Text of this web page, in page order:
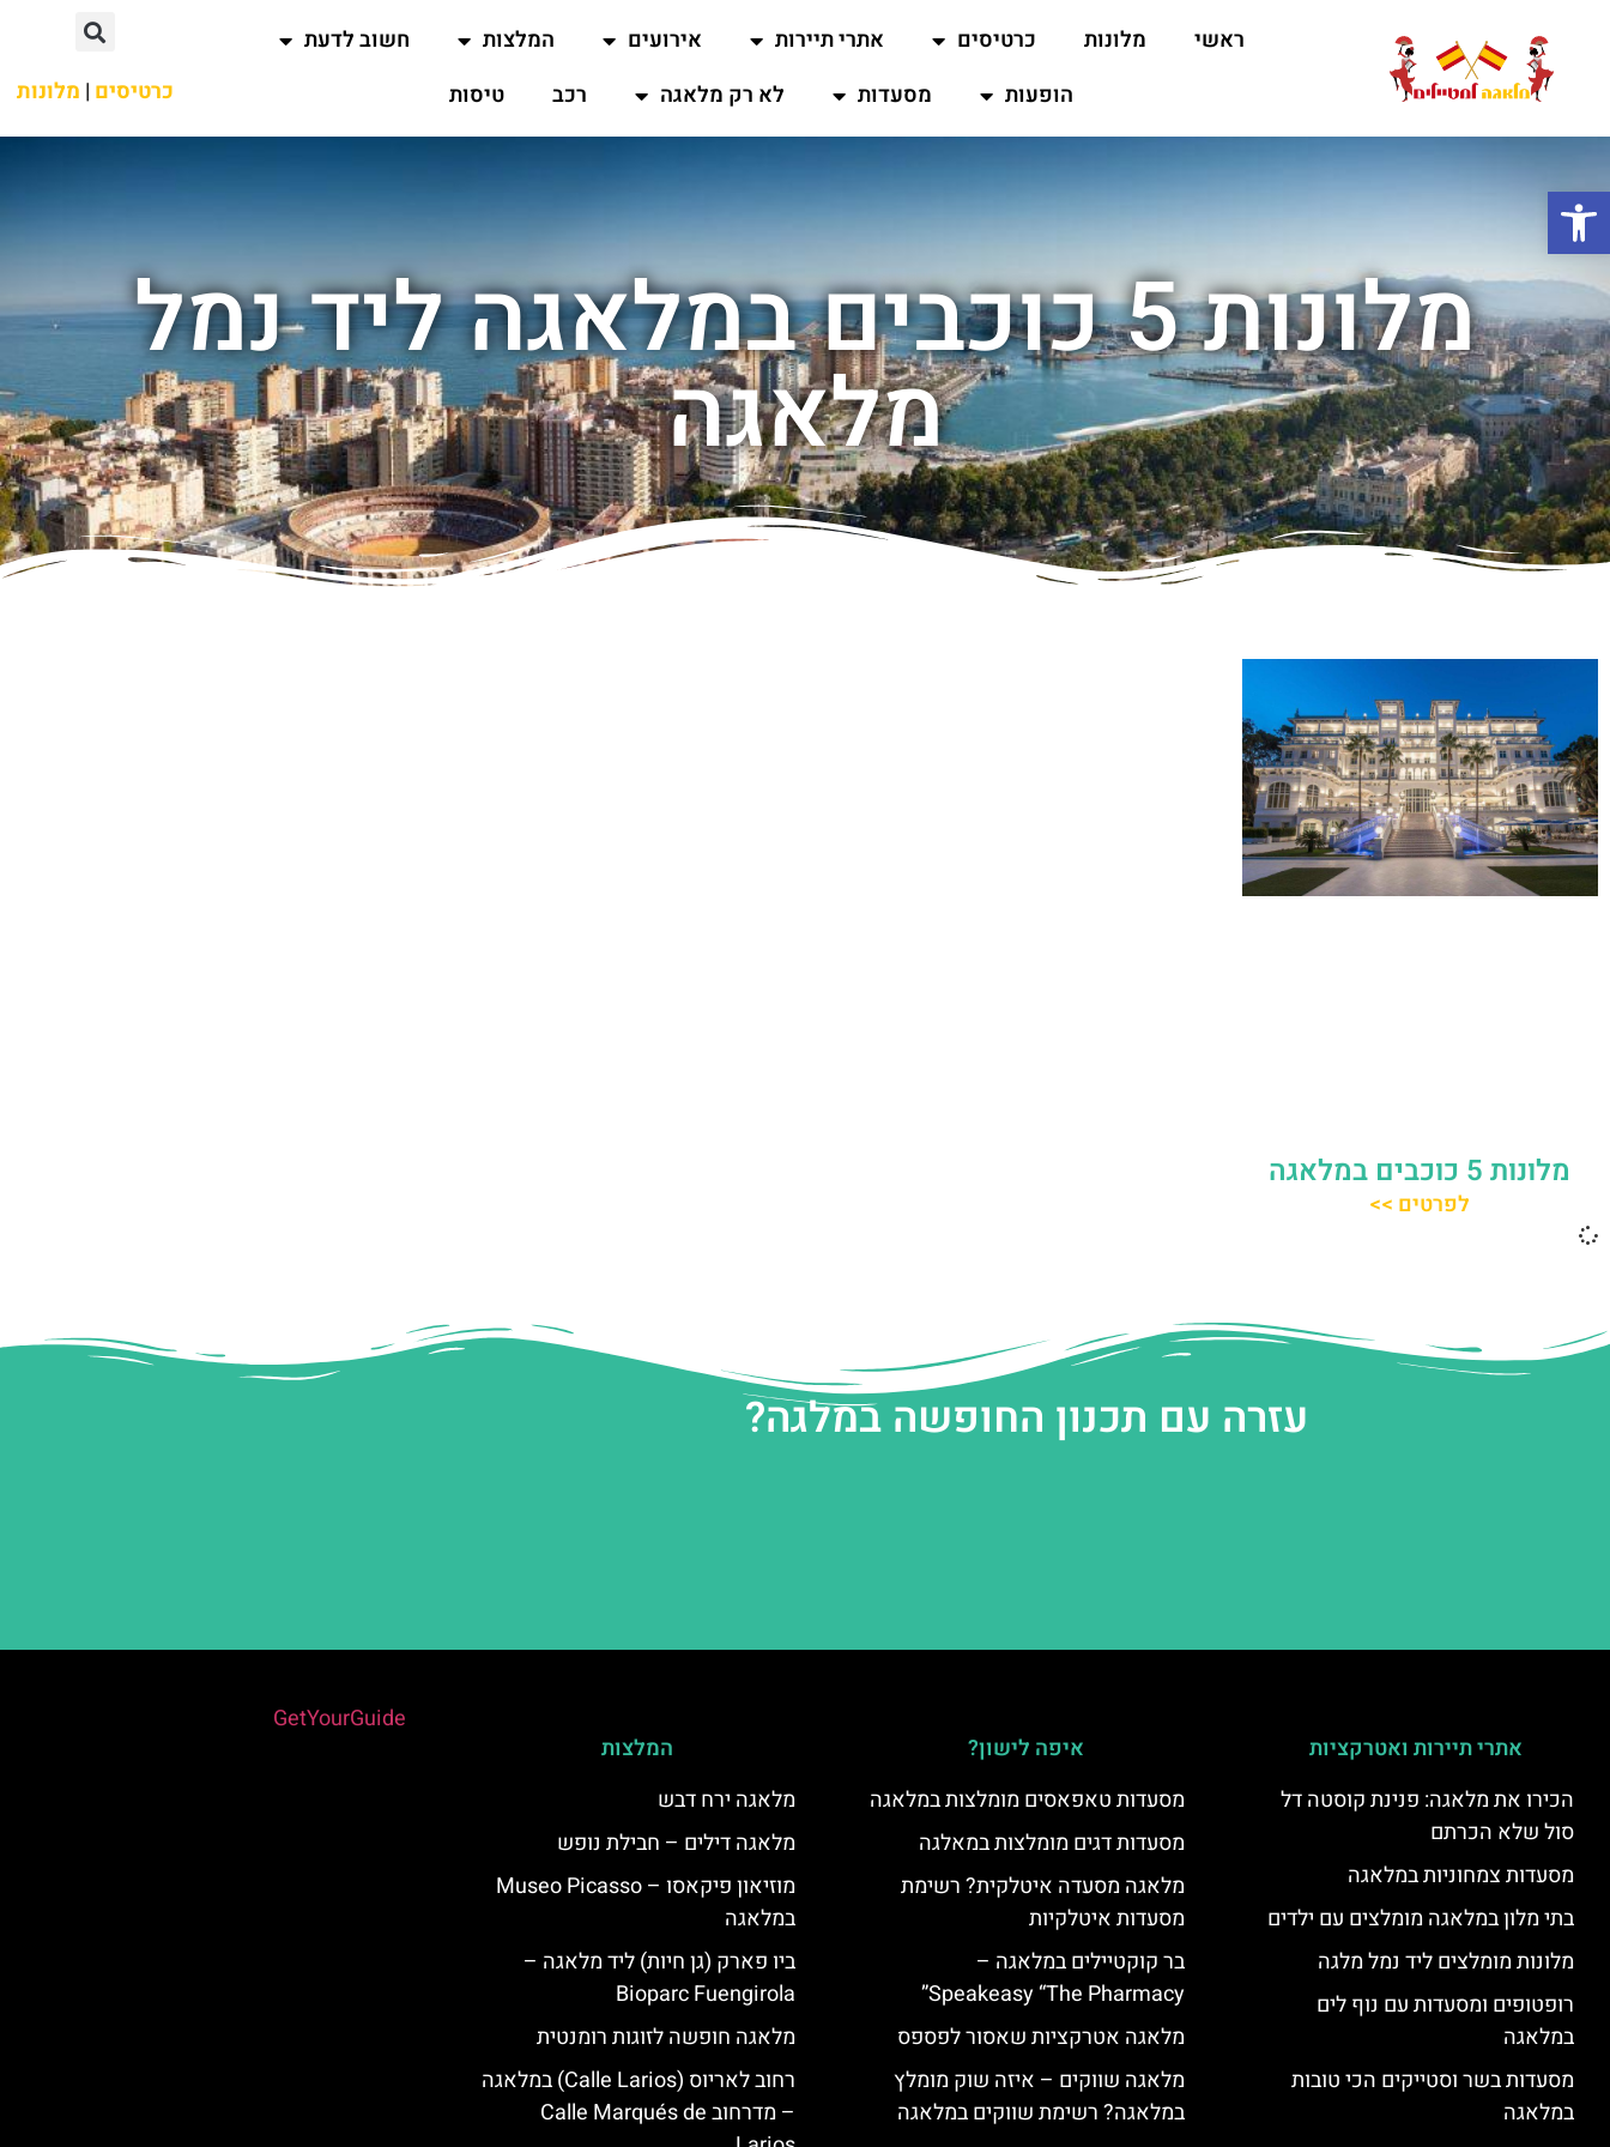
ראשי מלונות כרטיסים אתרי תיירות אירועים המלצות
חשוב לדעת
הופעות
מסעדות לא רק מלאגה רכב טיסות כרטיסים | מלונות
מלונות 5 כוכבים במלאגה ליד נמל
מלאגה
מלונות 5 כוכבים במלאגה
לפרטים >>
עזרה עם תכנון החופשה במלגה?
אתרי תיירות ואטרקציות
הכירו את מלאגה: פנינת קוסטה דל
סול שלא הכרתם
מסעדות צמחוניות במלאגה
בתי מלון במלאגה מומלצים עם ילדים
מלונות מומלצים ליד נמל מלגה
רופטופים ומסעדות עם נוף לים
במלאגה
מסעדות בשר וסטייקים הכי טובות
במלאגה
איפה לישון?
מסעדות טאפאסים מומלצות במלאגה
מסעדות דגים מומלצות במאלגה
מלאגה מסעדה איטלקית? רשימת
מסעדות איטלקיות
בר קוקטיילים במלאגה –
Speakeasy “The Pharmacy”
מלאגה אטרקציות שאסור לפספס
מלאגה שווקים – איזה שוק מומלץ
במלאגה? רשימת שווקים במלאגה
המלצות
מלאגה ירח דבש
מלאגה דילים – חבילת נופש
מוזיאון פיקאסו – Museo Picasso
במלאגה
ביו פארק (גן חיות) ליד מלאגה –
Bioparc Fuengirola
מלאגה חופשה לזוגות רומנטית
רחוב לאריוס (Calle Larios) במלאגה
– מדרחוב Calle Marqués de
GetYourGuide
פתח סרגל נגישות